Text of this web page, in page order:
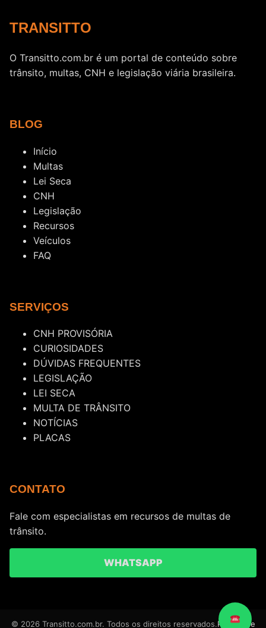
TRANSITTO
O Transitto.com.br é um portal de conteúdo sobre
trânsito, multas, CNH e legislação viária brasileira.
BLOG
Início
Multas
Lei Seca
CNH
Legislação
Recursos
Veículos
FAQ
SERVIÇOS
CNH PROVISÓRIA
CURIOSIDADES
DÚVIDAS FREQUENTES
LEGISLAÇÃO
LEI SECA
MULTA DE TRÂNSITO
NOTÍCIAS
PLACAS
CONTATO
Fale com especialistas em recursos de multas de
trânsito.
WHATSAPP
© 2026 Transitto.com.br. Todos os direitos reservados.Política de